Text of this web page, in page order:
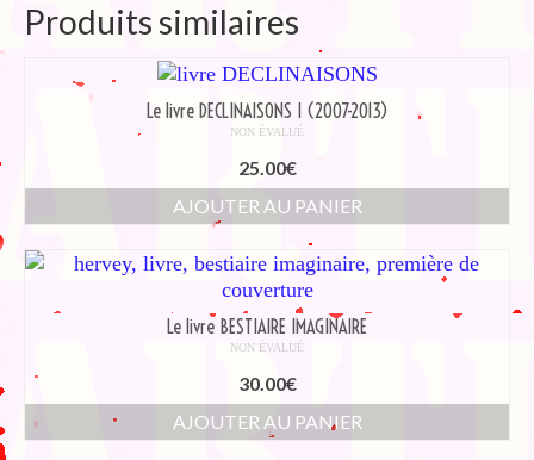
Produits similaires
Le livre DECLINAISONS I (2007-2013)
NON ÉVALUÉ
25.00€
AJOUTER AU PANIER
Le livre BESTIAIRE IMAGINAIRE
NON ÉVALUÉ
30.00€
AJOUTER AU PANIER